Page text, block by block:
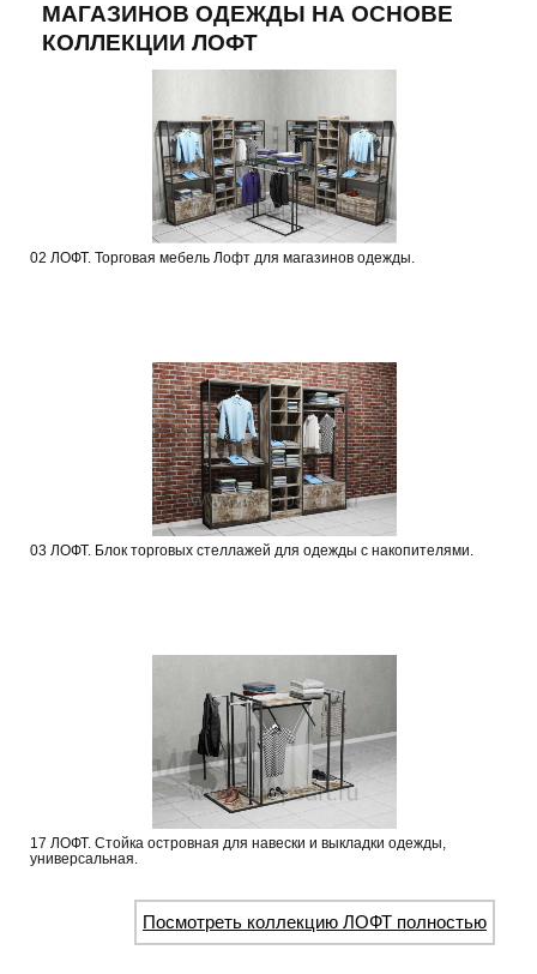
МАГАЗИНОВ ОДЕЖДЫ НА ОСНОВЕ
КОЛЛЕКЦИИ ЛОФТ
02 ЛОФТ. Торговая мебель Лофт для магазинов одежды.
03 ЛОФТ. Блок торговых стеллажей для одежды с накопителями.
17 ЛОФТ. Стойка островная для навески и выкладки одежды,
универсальная.
Посмотреть коллекцию ЛОФТ полностью